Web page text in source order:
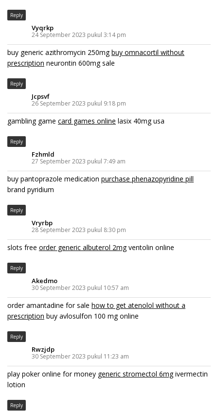
Reply
Vyqrkp
24 September 2023 pukul 3:14 pm
buy generic azithromycin 250mgbuy omnacortil without
prescription neurontin 600mg sale
Reply
Jcpsvf
26 September 2023 pukul 9:18 pm
gambling game card games online lasix 40mg usa
Reply
Fzhmld
27 September 2023 pukul 7:49 am
buy pantoprazole medication purchase phenazopyridine pill
brand pyridium
Reply
Vryrbp
28 September 2023 pukul 8:30 pm
slots free order generic albuterol 2mgventolin online
Reply
Akedmo
30 September 2023 pukul 10:57 am
order amantadine for sale how to get atenolol without a
prescription buy avlosulfon 100 mg online
Reply
Rwzjdp
30 September 2023 pukul 11:23 am
play poker online for money generic stromectol 6mgivermectin
lotion
Reply